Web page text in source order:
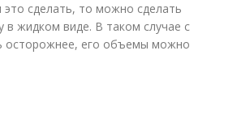
это сделать, то можно сделать
в жидком виде. В таком случае с
осторожнее, его объемы можно